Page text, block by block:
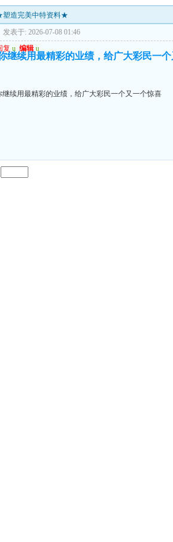
造完美中特资料★
发表于: 2026-07-08 01:46
复 u 编辑 u
继续用最精彩的业绩，给广大彩民一
继续用最精彩的业绩，给广大彩民一个又一个惊喜